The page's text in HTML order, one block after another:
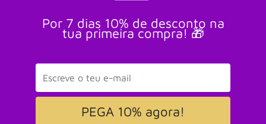
Por 7 dias 10% de desconto na
tua primeira compra! 🎁
PEGA 10% agora!